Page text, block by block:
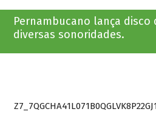
Pernambucano lança disco
diversas sonoridades.